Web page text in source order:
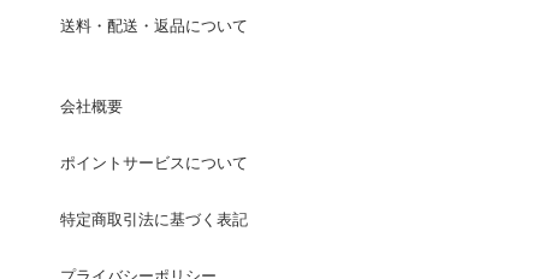
送料・配送・返品について
会社概要
ポイントサービスについて
特定商取引法に基づく表記